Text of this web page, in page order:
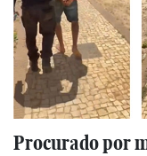
Procurado por